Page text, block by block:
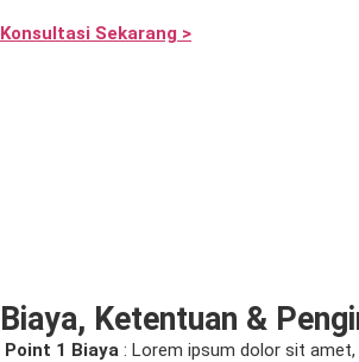
Konsultasi Sekarang >
Biaya, Ketentuan &
Point 1 Biaya : Lorem ipsum dolor sit